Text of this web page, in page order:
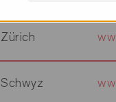
Zürich
Schwyz